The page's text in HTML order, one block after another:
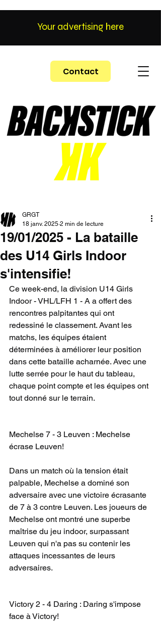
Contact
Your advertising here
19/01/2025 - La bataille
des U14 Girls Indoor
s'intensifie!
GRGT
18 janv. 2025 2 min de lecture
Ce week-end, la division U14 Girls
Indoor - VHL/LFH 1 - A a offert des
rencontres palpitantes qui ont
redessiné le classement. Avant les
matchs, les équipes étaient
déterminées à améliorer leur position
dans cette bataille acharnée. Avec une
lutte serrée pour le haut du tableau,
chaque point compte et les équipes ont
tout donné sur le terrain.
Mechelse 7 - 3 Leuven : Mechelse
écrase Leuven!
Dans un match où la tension était
palpable, Mechelse a dominé son
adversaire avec une victoire écrasante
de 7 à 3 contre Leuven. Les joueurs de
Mechelse ont montré une superbe
maîtrise du jeu indoor, surpassant
Leuven qui n'a pas su contenir les
attaques incessantes de leurs
adversaires.
Victory 2 - 4 Daring : Daring s'impose
face à Victory!